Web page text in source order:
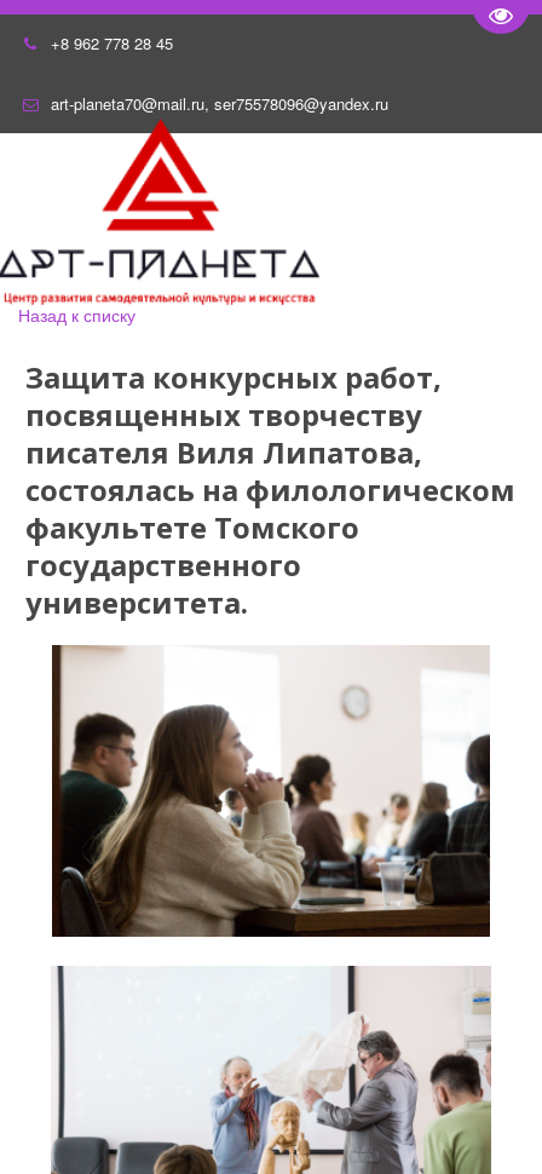
+8 962 778 28 45
art-planeta70@mail.ru, ser75578096@yandex.ru
Назад к списку
Защита конкурсных работ,
посвященных творчеству
писателя Виля Липатова,
состоялась на филологическом
факультете Томского
государственного
университета.